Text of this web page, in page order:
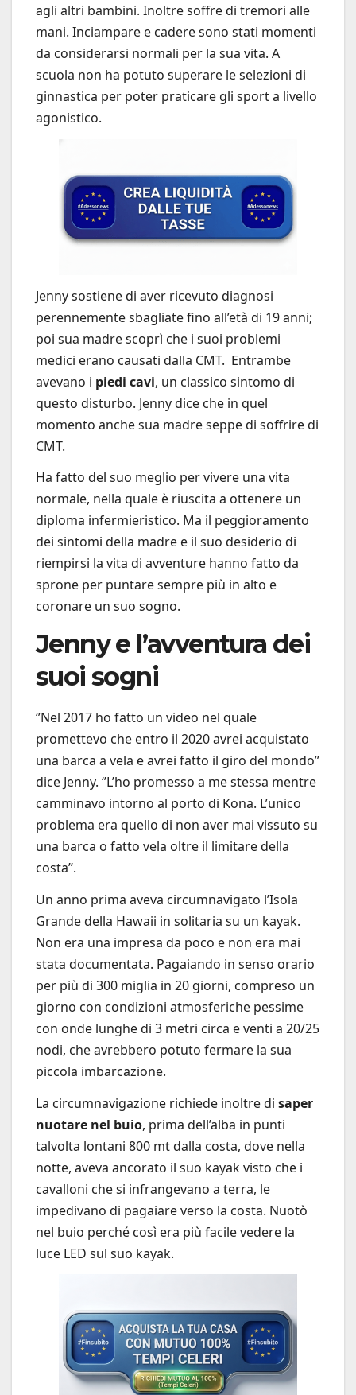
agli altri bambini. Inoltre soffre di tremori alle
mani. Inciampare e cadere sono stati momenti
da considerarsi normali per la sua vita. A
scuola non ha potuto superare le selezioni di
ginnastica per poter praticare gli sport a livello
agonistico.
Jenny sostiene di aver ricevuto diagnosi
perennemente sbagliate fino all’età di 19 anni;
poi sua madre scoprì che i suoi problemi
medici erano causati dalla CMT. Entrambe
avevano i piedi cavi, un classico sintomo di
questo disturbo. Jenny dice che in quel
momento anche sua madre seppe di soffrire di
CMT.
Ha fatto del suo meglio per vivere una vita
normale, nella quale è riuscita a ottenere un
diploma infermieristico. Ma il peggioramento
dei sintomi della madre e il suo desiderio di
riempirsi la vita di avventure hanno fatto da
sprone per puntare sempre più in alto e
coronare un suo sogno.
Jenny e l’avventura dei
suoi sogni
‘’Nel 2017 ho fatto un video nel quale
promettevo che entro il 2020 avrei acquistato
una barca a vela e avrei fatto il giro del mondo’’
dice Jenny. ‘’L’ho promesso a me stessa mentre
camminavo intorno al porto di Kona. L’unico
problema era quello di non aver mai vissuto su
una barca o fatto vela oltre il limitare della
costa’’.
Un anno prima aveva circumnavigato l’Isola
Grande della Hawaii in solitaria su un kayak.
Non era una impresa da poco e non era mai
stata documentata. Pagaiando in senso orario
per più di 300 miglia in 20 giorni, compreso un
giorno con condizioni atmosferiche pessime
con onde lunghe di 3 metri circa e venti a 20/25
nodi, che avrebbero potuto fermare la sua
piccola imbarcazione.
La circumnavigazione richiede inoltre di saper
nuotare nel buio, prima dell’alba in punti
talvolta lontani 800 mt dalla costa, dove nella
notte, aveva ancorato il suo kayak visto che i
cavalloni che si infrangevano a terra, le
impedivano di pagaiare verso la costa. Nuotò
nel buio perché così era più facile vedere la
luce LED sul suo kayak.